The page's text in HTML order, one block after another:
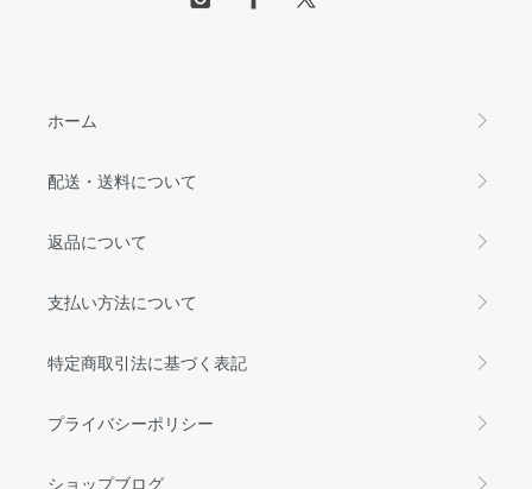
ホーム
配送・送料について
返品について
支払い方法について
特定商取引法に基づく表記
プライバシーポリシー
ショップブログ